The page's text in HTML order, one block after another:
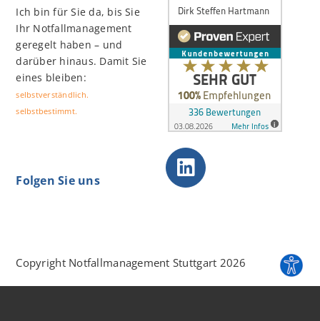
Ich bin für Sie da, bis Sie
Ihr Notfallmanagement
geregelt haben – und
darüber hinaus. Damit Sie
eines bleiben:
selbstverständlich.
selbstbestimmt.
Folgen Sie uns
Copyright Notfallmanagement Stuttgart 2026